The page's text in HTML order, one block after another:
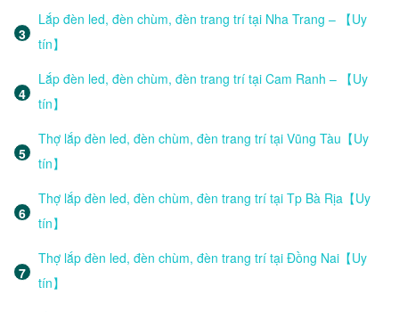
Lắp đèn led, đèn chùm, đèn trang trí tại Nha Trang – 【Uy
tín】
Lắp đèn led, đèn chùm, đèn trang trí tại Cam Ranh – 【Uy
tín】
Thợ lắp đèn led, đèn chùm, đèn trang trí tại Vũng Tàu【Uy
tín】
Thợ lắp đèn led, đèn chùm, đèn trang trí tại Tp Bà Rịa【Uy
tín】
Thợ lắp đèn led, đèn chùm, đèn trang trí tại Đồng Nai【Uy
tín】